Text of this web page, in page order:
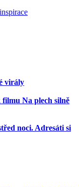
virály
Na plech silně
noci. Adresáti si